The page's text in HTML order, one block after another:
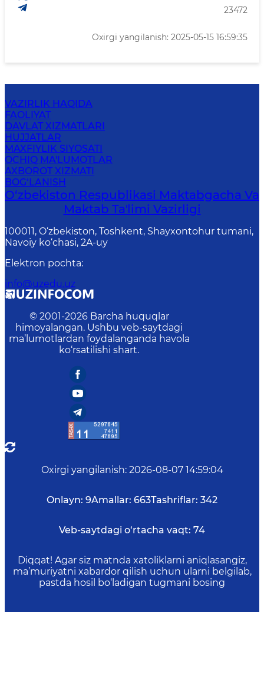
23472
Oxirgi yangilanish: 2025-05-15 16:59:35
VAZIRLIK HAQIDA
FAOLIYAT
DAVLAT XIZMATLARI
HUJJATLAR
MAXFIYLIK SIYOSATI
OCHIQ MA'LUMOTLAR
AXBOROT XIZMATI
BOG‘LANISH
O‘zbekiston Respublikasi Maktabgacha Va
Maktab Taʼlimi Vazirligi
100011, O‘zbekiston, Toshkent, Shayxontohur tumani,
Navoiy ko‘chasi, 2A-uy
Elektron pochta:
info@uzedu.uz
© 2001-2026 Barcha huquqlar
himoyalangan. Ushbu veb-saytdagi
ma’lumotlardan foydalanganda havola
ko‘rsatilishi shart.
Oxirgi yangilanish: 2026-08-07 14:59:04
Onlayn: 9Amallar: 663Tashriflar: 342
Veb-saytdagi o‘rtacha vaqt: 74
Diqqat! Agar siz matnda xatoliklarni aniqlasangiz,
ma’muriyatni xabardor qilish uchun ularni belgilab,
pastda hosil bo‘ladigan tugmani bosing